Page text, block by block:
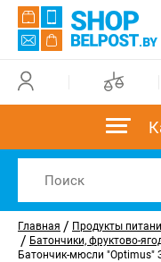
Главная / Продукты
/ Батончики, фруктово-
Батончик-мюсли "Optimus"